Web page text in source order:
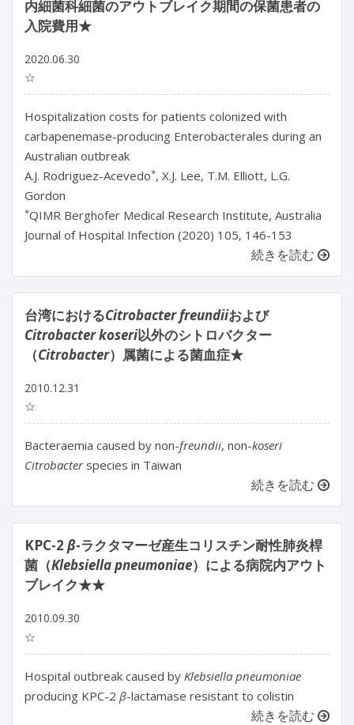
内細菌科細菌のアウトブレイク期間の保菌患者の
入院費用★
2020.06.30
☆
Hospitalization costs for patients colonized with
carbapenemase-producing Enterobacterales during an
Australian outbreak
A.J. Rodriguez-Acevedo*, X.J. Lee, T.M. Elliott, L.G.
Gordon
*QIMR Berghofer Medical Research Institute, Australia
Journal of Hospital Infection (2020) 105, 146-153
続きを読む
台湾におけるCitrobacter freundiiおよび
Citrobacter koseri以外のシトロバクター
（Citrobacter）属菌による菌血症★
2010.12.31
☆
Bacteraemia caused by non-freundii, non-koseri
Citrobacterspecies in Taiwan
続きを読む
KPC-2 β-ラクタマーゼ産生コリスチン耐性肺炎桿
菌（Klebsiella pneumoniae）による病院内アウト
ブレイク★★
2010.09.30
☆
Hospital outbreak caused by Klebsiella pneumoniae
producing KPC-2 β-lactamase resistant to colistin
続きを読む